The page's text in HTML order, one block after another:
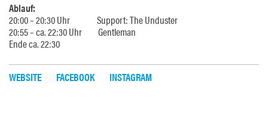
Ablauf:
20:00 – 20:30 Uhr Support: The Unduster
20:55 – ca. 22:30 Uhr Gentleman
Ende ca. 22:30
WEBSITE FACEBOOK INSTAGRAM